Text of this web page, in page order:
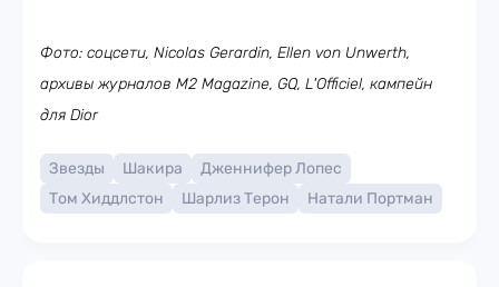
Фото: соцсети, Nicolas Gerardin, Ellen von Unwerth,
архивы журналов M2 Magazine, GQ, L'Officiel, кампейн
для Dior
Звезды Шакира
Дженнифер Лопес
Том Хиддлстон
Шарлиз Терон Натали Портман